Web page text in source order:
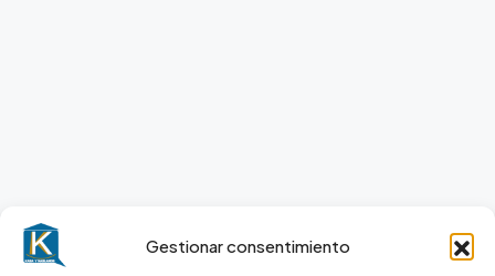
Gestionar consentimiento